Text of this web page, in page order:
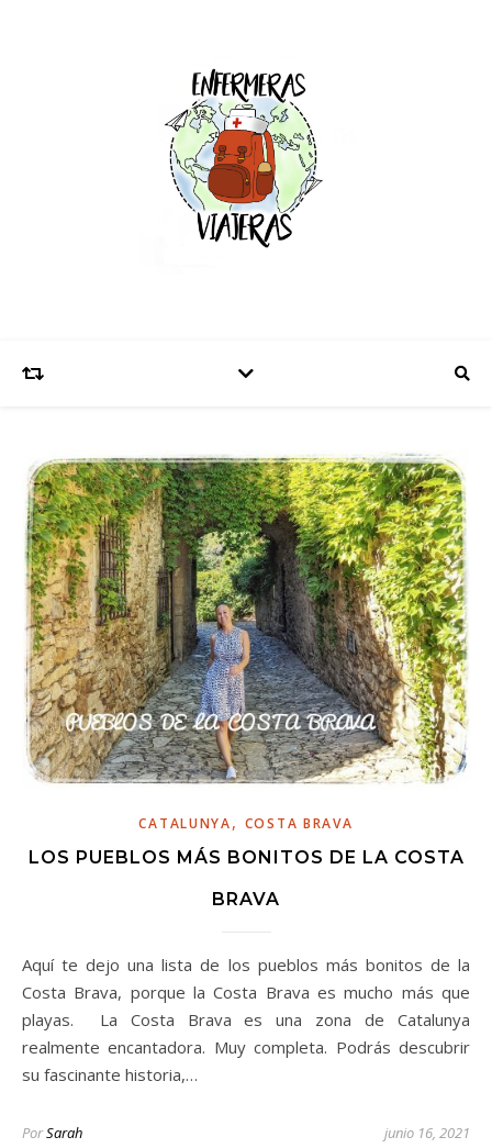
CATALUNYA, COSTA BRAVA
LOS PUEBLOS MÁS BONITOS DE LA COSTA
BRAVA
Aquí te dejo una lista de los pueblos más bonitos de la
Costa Brava, porque la Costa Brava es mucho más que
playas. La Costa Brava es una zona de Catalunya
realmente encantadora. Muy completa. Podrás descubrir
su fascinante historia,…
PorSarah junio 16, 2021